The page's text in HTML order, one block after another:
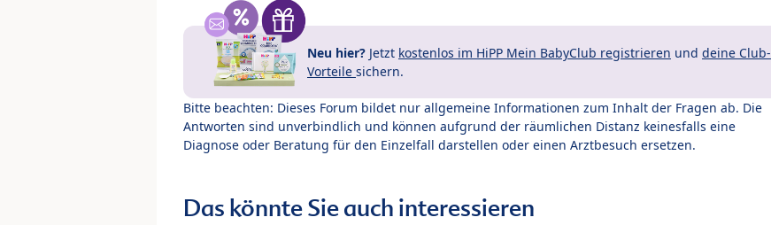
Neu hier? Jetzt kostenlos im HiPP Mein BabyClub registrieren und deine Club-
Vorteile sichern.
Bitte beachten: Dieses Forum bildet nur allgemeine Informationen zum Inhalt der Fragen ab. Die
Antworten sind unverbindlich und können aufgrund der räumlichen Distanz keinesfalls eine
Diagnose oder Beratung für den Einzelfall darstellen oder einen Arztbesuch ersetzen.
Das könnte Sie auch interessieren